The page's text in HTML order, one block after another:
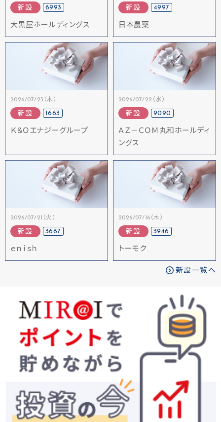
新設 6993
大黒屋ホールディングス
新設 4997
日本農薬
2026/07/23（木）
新設 1663
Ｋ＆Ｏエナジーグループ
2026/07/22（水）
新設 9090
ＡＺ－ＣＯＭ丸和ホールディ
ングス
2026/07/21（火）
新設 3667
ｅｎｉｓｈ
2026/07/16（木）
新設 3946
トーモク
新設一覧へ